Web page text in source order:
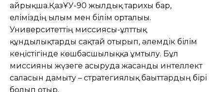
айрықша.ҚазҰУ-90 жылдық тарихы бар,
еліміздің ғылым мен білім орталығы.
Университеттің миссиясы-ұлттық
құндылықтарды сақтай отырып, әлемдік білім
кеңістігінде көшбасшылыққа ұмтылу. Бұл
миссияны жүзеге асыруда жасанды интеллект
саласын дамыту – стратегиялық бағыттардың бірі
болып отыр.